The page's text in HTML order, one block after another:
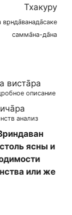
Тхакуру
вр̣нда̄ванада̄саке
самма̄на-да̄на
виста̄ра
описание
анализ
ясны и
или же